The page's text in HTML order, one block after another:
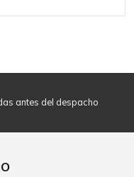
antes del despacho